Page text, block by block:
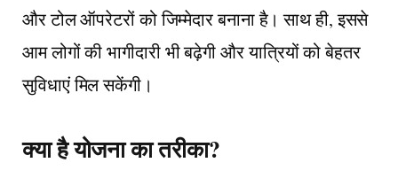
और टोल ऑपरेटरों को जिम्मेदार बनाना है। साथ ही, इससे
आम लोगों की भागीदारी भी बढ़ेगी और यात्रियों को बेहतर
सुविधाएं मिल सकेंगी।
क्या है योजना का तरीका?